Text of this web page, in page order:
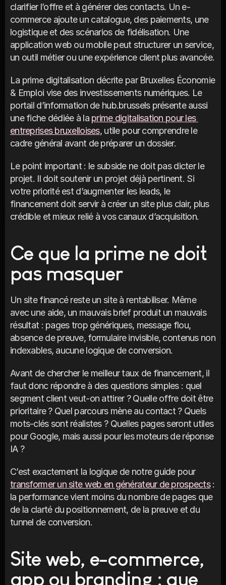
clarifier l’offre et à générer des contacts. Un e-
commerce ajoute un catalogue, des paiements, une
logistique et des scénarios de fidélisation. Une
application web ou mobile peut structurer un service,
un outil métier ou une expérience client plus avancée.
La prime digitalisation décrite par Bruxelles Économie
& Emploi vise des investissements numériques. Le
portail d’information de hub.brussels présente aussi
une fiche dédiée à la prime digitalisation pour les
entreprises bruxelloises, utile pour comprendre le
cadre général avant de préparer un dossier.
Le point important : le subside ne doit pas dicter le
projet. Il doit soutenir un projet déjà pertinent. Si
votre priorité est d’augmenter les leads, le
financement doit servir à créer un site plus clair, plus
crédible et mieux relié à vos canaux d’acquisition.
Ce que la prime ne doit
pas masquer
Un site financé reste un site à rentabiliser. Même
avec une aide, un mauvais brief produit un mauvais
résultat : pages trop génériques, message flou,
absence de preuve, formulaire invisible, contenus non
indexables, aucune logique de conversion.
Avant de chercher le meilleur taux de financement, il
faut donc répondre à des questions simples : quel
segment client veut-on attirer ? Quelle offre doit être
prioritaire ? Quel parcours mène au contact ? Quels
mots-clés sont réalistes ? Quelles pages seront utiles
pour Google, mais aussi pour les moteurs de réponse
IA ?
C’est exactement la logique de notre guide pour
transformer un site web en générateur de prospects :
la performance vient moins du nombre de pages que
de la clarté du positionnement, de la preuve et du
tunnel de conversion.
Site web, e-commerce,
app ou branding : que